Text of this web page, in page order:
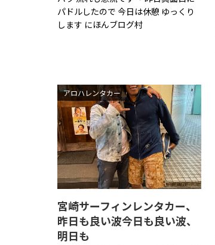
パドルしたので 今日は休憩 ゆっくり
します にほんブログ村
アロハレンタカー
宮崎サーフィンレンタカー、
昨日も良い波今日も良い波、
明日も